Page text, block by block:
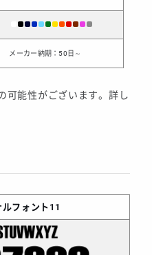
メーカー納期：50日～
可能性がございます。詳し
ルフォント11